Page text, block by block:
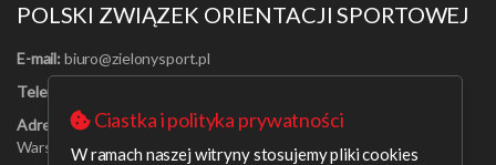
POLSKI ZWIĄZEK ORIENTACJI SPORTOWEJ
E-mail:
Telefon:
Adres:
Al. Jerozolimskie 30/21
Warszawa 00-024
Ciastka i polityka prywatności
W ramach naszej witryny stosujemy pliki cookies